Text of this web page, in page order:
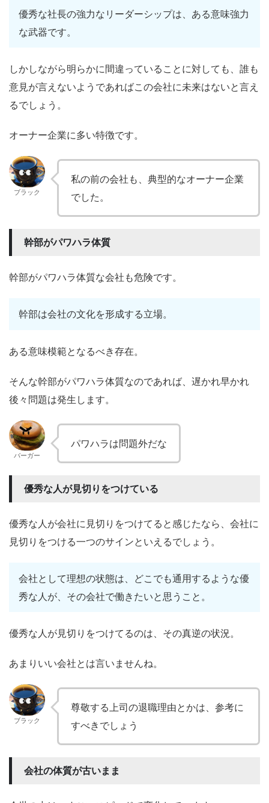
優秀な社長の強力なリーダーシップは、ある意味強力
な武器です。
しかしながら明らかに間違っていることに対しても、誰も
意見が言えないようであればこの会社に未来はないと言え
るでしょう。
オーナー企業に多い特徴です。
ブラック
私の前の会社も、典型的なオーナー企業
でした。
幹部がパワハラ体質
幹部がパワハラ体質な会社も危険です。
幹部は会社の文化を形成する立場。
ある意味模範となるべき存在。
そんな幹部がパワハラ体質なのであれば、遅かれ早かれ
後々問題は発生します。
バーガー
パワハラは問題外だな
優秀な人が見切りをつけている
優秀な人が会社に見切りをつけてると感じたなら、会社に
見切りをつける一つのサインといえるでしょう。
会社として理想の状態は、どこでも通用するような優
秀な人が、その会社で働きたいと思うこと。
優秀な人が見切りをつけてるのは、その真逆の状況。
あまりいい会社とは言いませんね。
ブラック
尊敬する上司の退職理由とかは、参考に
すべきでしょう
会社の体質が古いまま